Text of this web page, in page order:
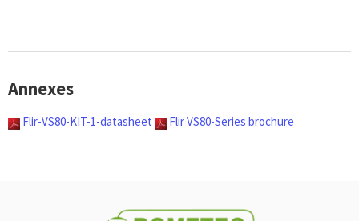
Annexes
Flir-VS80-KIT-1-datasheet Flir VS80-Series brochure